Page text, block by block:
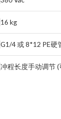
16 kg
G1/4 或 8*12 PE硬
冲程长度手动调节